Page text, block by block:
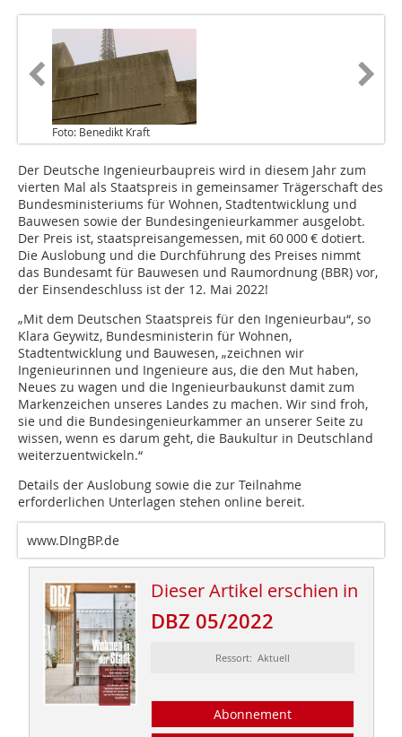
Foto: Benedikt Kraft
Der Deutsche Ingenieurbaupreis wird in diesem Jahr zum
vierten Mal als Staatspreis in gemeinsamer Trägerschaft des
Bundesministeriums für Wohnen, Stadtentwicklung und
Bauwesen sowie der Bundesingenieurkammer ausgelobt.
Der Preis ist, staatspreisangemessen, mit 60 000 € dotiert.
Die Auslobung und die Durchführung des Preises nimmt
das Bundesamt für Bauwesen und Raumordnung (BBR) vor,
der Einsendeschluss ist der 12. Mai 2022!
„Mit dem Deutschen Staatspreis für den Inge­nieurbau“, so
Klara Geywitz, Bundesministerin für Wohnen,
Stadtentwicklung und Bauwesen, „zeichnen wir
Ingenieurinnen und Ingenieure aus, die den Mut haben,
Neues zu wagen und die Inge­nieurbaukunst damit zum
Markenzeichen unseres Landes zu machen. Wir sind froh,
sie und die Bundesingenieurkammer an unserer Seite zu
wissen, wenn es darum geht, die Baukultur in Deutschland
weiterzuentwickeln.“
Details der Auslobung sowie die zur Teilnahme
erforderlichen Unterlagen stehen online bereit.
www.DIngBP.de
Dieser Artikel erschien in
DBZ 05/2022
Ressort: Aktuell
Abonnement